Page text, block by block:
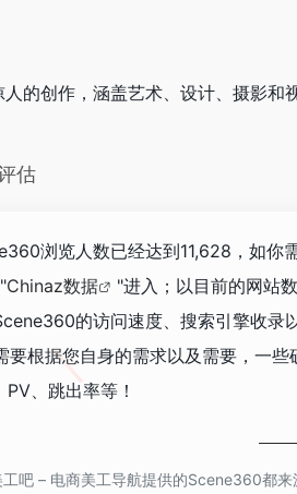
人的创作，涵盖艺术、设计、摄影和
估
浏览人数已经达到11,628，如你
Chinaz数据
"进入；以目前的网站
的访问速度、搜索引擎收录
要根据您自身的需求以及需要，一
PV、跳出率等！
吧 – 电商美工导航提供的Scene360都